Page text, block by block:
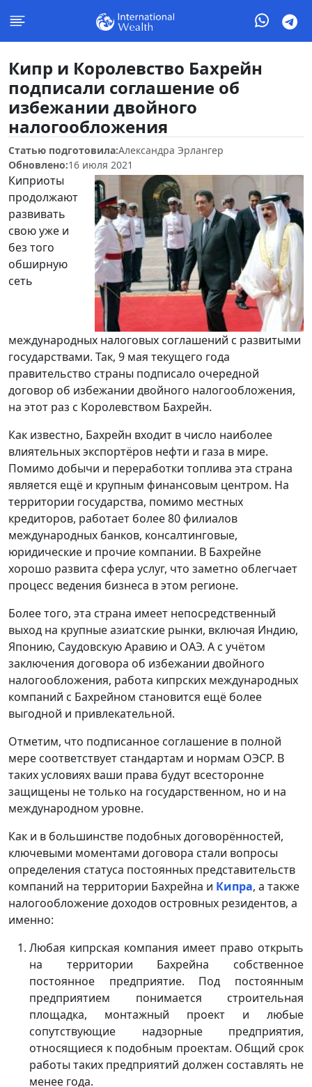
Кипр и Королевство Бахрейн
подписали соглашение об
избежании двойного
налогообложения
Статью подготовила:Александра Эрлангер
Обновлено:16 июля 2021
Киприоты
продолжают
развивать
свою уже и
без того
обширную
сеть
международных налоговых соглашений с развитыми
государствами. Так, 9 мая текущего года
правительство страны подписало очередной
договор об избежании двойного налогообложения,
на этот раз с Королевством Бахрейн.
Как известно, Бахрейн входит в число наиболее
влиятельных экспортёров нефти и газа в мире.
Помимо добычи и переработки топлива эта страна
является ещё и крупным финансовым центром. На
территории государства, помимо местных
кредиторов, работает более 80 филиалов
международных банков, консалтинговые,
юридические и прочие компании. В Бахрейне
хорошо развита сфера услуг, что заметно облегчает
процесс ведения бизнеса в этом регионе.
Более того, эта страна имеет непосредственный
выход на крупные азиатские рынки, включая Индию,
Японию, Саудовскую Аравию и ОАЭ. А с учётом
заключения договора об избежании двойного
налогообложения, работа кипрских международных
компаний с Бахрейном становится ещё более
выгодной и привлекательной.
Отметим, что подписанное соглашение в полной
мере соответствует стандартам и нормам ОЭСР. В
таких условиях ваши права будут всесторонне
защищены не только на государственном, но и на
международном уровне.
Как и в большинстве подобных договорённостей,
ключевыми моментами договора стали вопросы
определения статуса постоянных представительств
компаний на территории Бахрейна и Кипра, а также
налогообложение доходов островных резидентов, а
именно:
Любая кипрская компания имеет право открыть
на территории Бахрейна собственное
постоянное предприятие. Под постоянным
предприятием понимается строительная
площадка, монтажный проект и любые
сопутствующие надзорные предприятия,
относящиеся к подобным проектам. Общий срок
работы таких предприятий должен составлять не
менее года.